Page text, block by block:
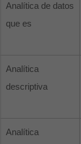
Analítica de datos
que es
Analítica
descriptiva
Analítica